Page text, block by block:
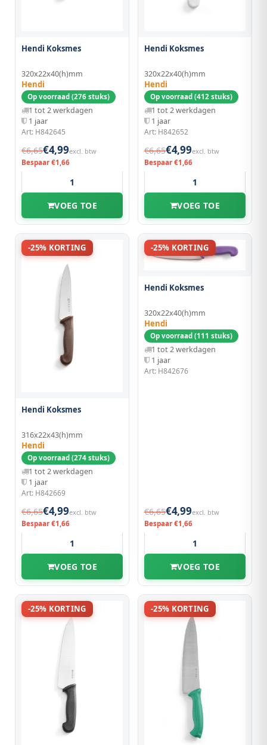
Hendi Koksmes
320x22x40(h)mm
Hendi
Op voorraad (276 stuks)
1 tot 2 werkdagen
1 jaar
Art: H842645
€6,65€4,99excl. btw
Bespaar €1,66
VOEG TOE
Hendi Koksmes
320x22x40(h)mm
Hendi
Op voorraad (412 stuks)
1 tot 2 werkdagen
1 jaar
Art: H842652
€6,65€4,99excl. btw
Bespaar €1,66
VOEG TOE
-25% KORTING
Hendi Koksmes
316x22x43(h)mm
Hendi
Op voorraad (274 stuks)
1 tot 2 werkdagen
1 jaar
Art: H842669
€6,65€4,99excl. btw
Bespaar €1,66
VOEG TOE
-25% KORTING
Hendi Koksmes
320x22x40(h)mm
Hendi
Op voorraad (111 stuks)
1 tot 2 werkdagen
1 jaar
Art: H842676
€6,65€4,99excl. btw
Bespaar €1,66
VOEG TOE
-25% KORTING -25% KORTING